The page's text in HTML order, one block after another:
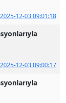
2025-12-03 09:01:18
2025-12-03 09:00:17